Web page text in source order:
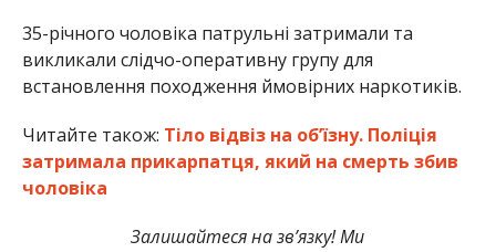
35-річного чоловіка патрульні затримали та
викликали слідчо-оперативну групу для
встановлення походження ймовірних наркотиків.
Читайте також: Тіло відвіз на об’їзну. Поліція
затримала прикарпатця, який на смерть збив
чоловіка
Залишайтеся на зв’язку! Ми